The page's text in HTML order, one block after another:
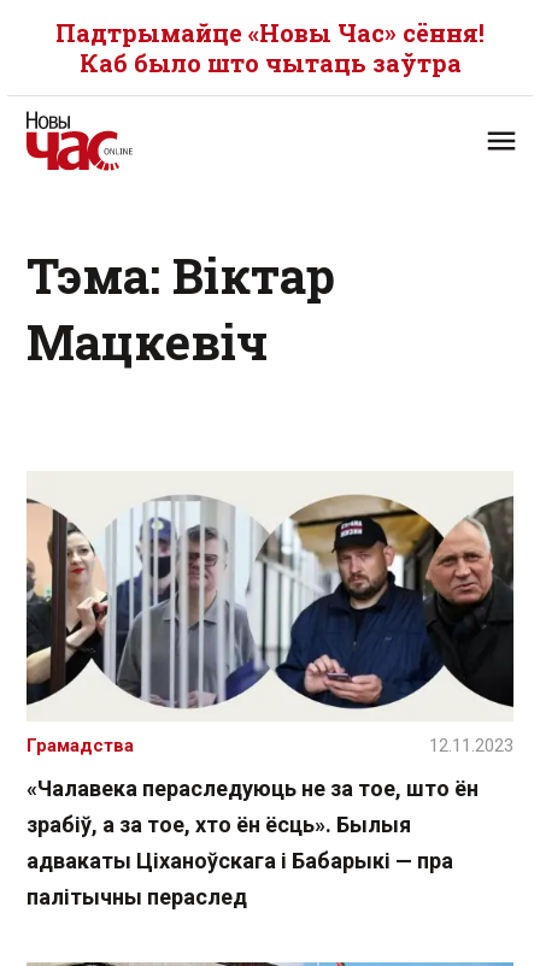
Падтрымайце «Новы Час» сёння!
Каб было што чытаць заўтра
Тэма: Віктар
Мацкевіч
«Чалавека пераследуюць не за тое, што ён
зрабіў, а за тое, хто ён ёсць». Былыя
адвакаты Ціханоўскага і Бабарыкі — пра
палітычны пераслед
Грамадства 12.11.2023